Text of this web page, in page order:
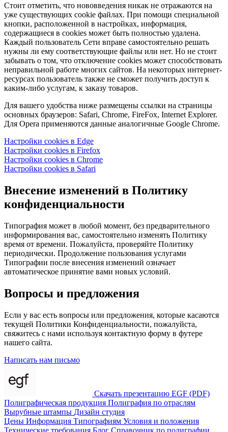
Стоит отметить, что нововведения никак не отражаются на
уже существующих cookie файлах. При помощи специальной
кнопки, расположенной в настройках, информация,
содержащиеся в cookies может быть полностью удалена.
Каждый пользователь Сети вправе самостоятельно решать
нужны ли ему соответствующие файлы или нет. Но не стоит
забывать о том, что отключение cookies может способствовать
неправильной работе многих сайтов. На некоторых интернет-
ресурсах пользователь также не сможет получить доступ к
каким-либо услугам, к заказу товаров.
Для вашего удобства ниже размещены ссылки на страницы
основных браузеров: Safari, Chrome, FireFox, Internet Explorer.
Для Opera применяются данные аналогичные Google Chrome.
Настройки cookies в Edge
Настройки cookies в Firefox
Настройки cookies в Chrome
Настройки cookies в Safari
Внесение изменений в Политику
конфиденциальности
Типография может в любой момент, без предварительного
информирования вас, самостоятельно изменять Политику
время от времени. Пожалуйста, проверяйте Политику
периодически. Продолжение пользования услугами
Типографии после внесения изменений означает
автоматическое принятие вами новых условий.
Вопросы и предложения
Если у вас есть вопросы или предложения, которые касаются
текущей Политики Конфиденциальности, пожалуйста,
свяжитесь с нами используя контактную форму в футере
нашего сайта.
Написать нам письмо
Скачать презентацию EGF (PDF)
Полиграфическая продукция Полиграфия по отраслям
Вырубные штампы Дизайн студия
Цены Информация Типографиям Условия и положения
Технические требования Блог Справочник по полиграфии